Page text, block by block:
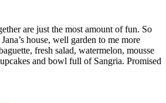
are just the most amount of fun. So
house, well garden to me more
fresh salad, watermelon, mousse
and bowl full of Sangria. Promised